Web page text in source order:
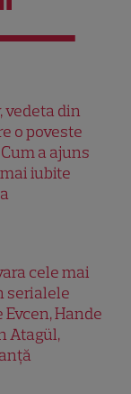
vedeta din
o poveste
a ajuns
iubite
cele mai
serialele
Hande
Atagül,